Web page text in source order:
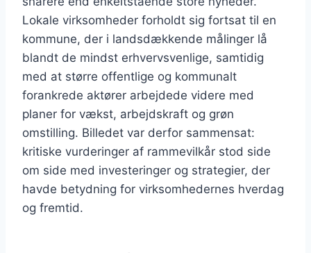
Lokale virksomheder forholdt sig fortsat til en
kommune, der i landsdækkende målinger lå
blandt de mindst erhvervsvenlige, samtidig
med at større offentlige og kommunalt
forankrede aktører arbejdede videre med
planer for vækst, arbejdskraft og grøn
omstilling. Billedet var derfor sammensat:
kritiske vurderinger af rammevilkår stod side
om side med investeringer og strategier, der
havde betydning for virksomhedernes hverdag
og fremtid.